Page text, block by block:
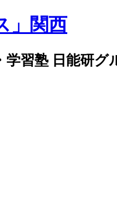
習塾 日能研